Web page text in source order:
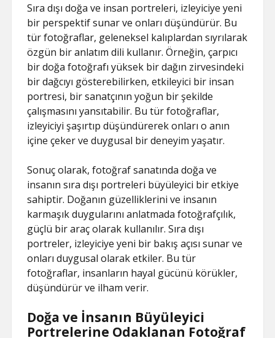
Sıra dışı doğa ve insan portreleri, izleyiciye yeni
bir perspektif sunar ve onları düşündürür. Bu
tür fotoğraflar, geleneksel kalıplardan sıyrılarak
özgün bir anlatım dili kullanır. Örneğin, çarpıcı
bir doğa fotoğrafı yüksek bir dağın zirvesindeki
bir dağcıyı gösterebilirken, etkileyici bir insan
portresi, bir sanatçının yoğun bir şekilde
çalışmasını yansıtabilir. Bu tür fotoğraflar,
izleyiciyi şaşırtıp düşündürerek onları o anın
içine çeker ve duygusal bir deneyim yaşatır.
Sonuç olarak, fotoğraf sanatında doğa ve
insanın sıra dışı portreleri büyüleyici bir etkiye
sahiptir. Doğanın güzelliklerini ve insanın
karmaşık duygularını anlatmada fotoğrafçılık,
güçlü bir araç olarak kullanılır. Sıra dışı
portreler, izleyiciye yeni bir bakış açısı sunar ve
onları duygusal olarak etkiler. Bu tür
fotoğraflar, insanların hayal gücünü körükler,
düşündürür ve ilham verir.
Doğa ve İnsanın Büyüleyici
Portrelerine Odaklanan Fotoğraf